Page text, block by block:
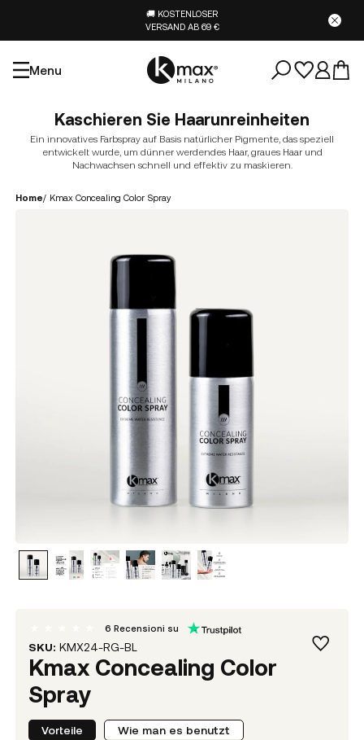
🚚 KOSTENLOSER
VERSAND AB 69 €
Menu
Kaschieren Sie Haarunreinheiten
Ein innovatives Farbspray auf Basis natürlicher Pigmente, das speziell
entwickelt wurde, um dünner werdendes Haar, graues Haar und
Nachwachsen schnell und effektiv zu maskieren.
Home/ Kmax Concealing Color Spray
SKU: KMX24-RG-BL
Kmax Concealing Color
Spray
6 Recensioni su
Vorteile Wie man es benutzt